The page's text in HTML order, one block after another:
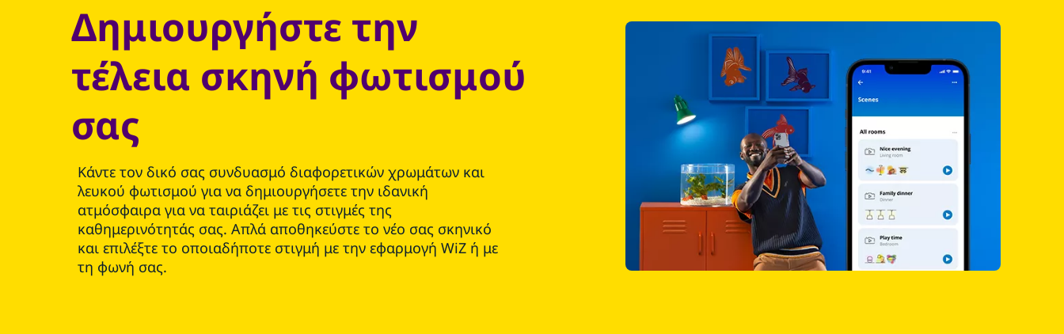
Δημιουργήστε την
τέλεια σκηνή φωτισμού
σας
Κάντε τον δικό σας συνδυασμό διαφορετικών χρωμάτων και
λευκού φωτισμού για να δημιουργήσετε την ιδανική
ατμόσφαιρα για να ταιριάζει με τις στιγμές της
καθημερινότητάς σας. Απλά αποθηκεύστε το νέο σας σκηνικό
και επιλέξτε το οποιαδήποτε στιγμή με την εφαρμογή WiZ ή με
τη φωνή σας.